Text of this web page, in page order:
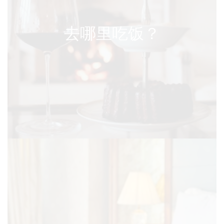
去哪里吃饭？